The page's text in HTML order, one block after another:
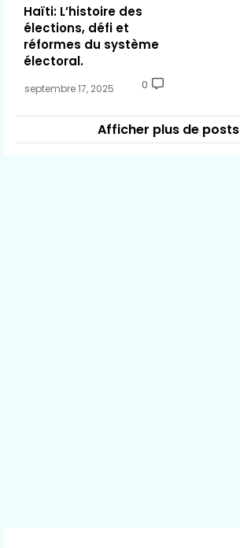
Haïti: L’histoire des
élections, défi et
réformes du système
électoral.
septembre 17, 2025 0
Afficher plus de posts